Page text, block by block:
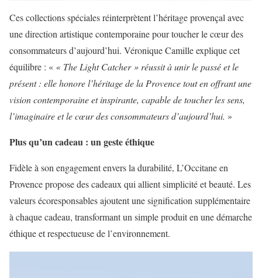
Ces collections spéciales réinterprètent l’héritage provençal avec
une direction artistique contemporaine pour toucher le cœur des
consommateurs d’aujourd’hui. Véronique Camille explique cet
équilibre : « « The Light Catcher » réussit à unir le passé et le
présent : elle honore l’héritage de la Provence tout en offrant une
vision contemporaine et inspirante, capable de toucher les sens,
l’imaginaire et le cœur des consommateurs d’aujourd’hui. »
Plus qu’un cadeau : un geste éthique
Fidèle à son engagement envers la durabilité, L’Occitane en
Provence propose des cadeaux qui allient simplicité et beauté. Les
valeurs écoresponsables ajoutent une signification supplémentaire
à chaque cadeau, transformant un simple produit en une démarche
éthique et respectueuse de l’environnement.